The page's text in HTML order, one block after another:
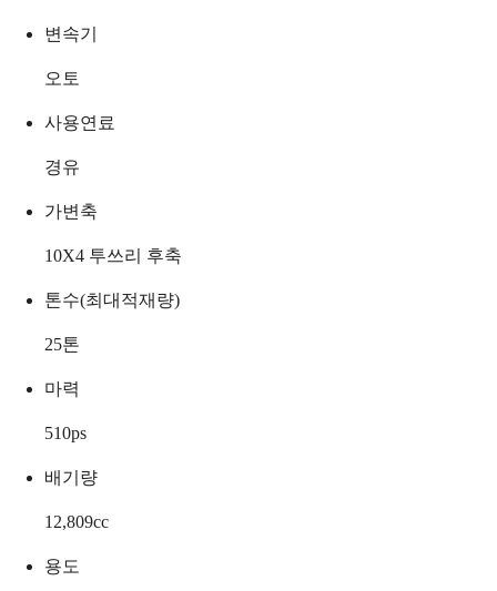
변속기
오토
사용연료
경유
가변축
10X4 투쓰리 후축
톤수(최대적재량)
25톤
마력
510ps
배기량
12,809cc
용도